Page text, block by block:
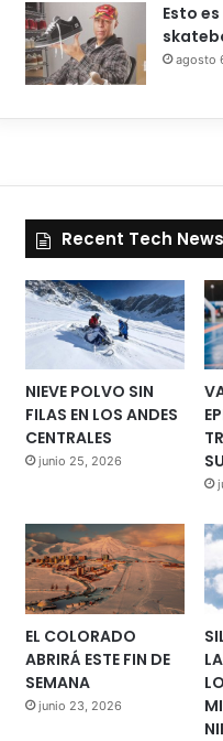
Esto
agosto
Recent Tech News
NIEVE POLVO SIN
FILAS EN LOS ANDES
CENTRALES
junio 25, 2026
EL COLORADO
ABRIRÁ ESTE FIN DE
SEMANA
junio 23, 2026